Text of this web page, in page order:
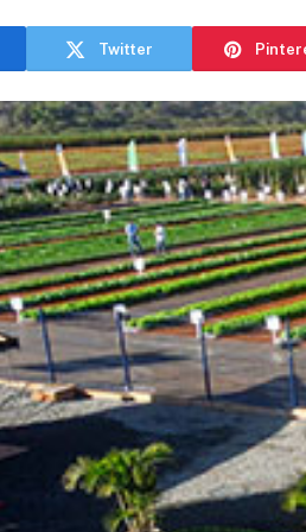
Twitter